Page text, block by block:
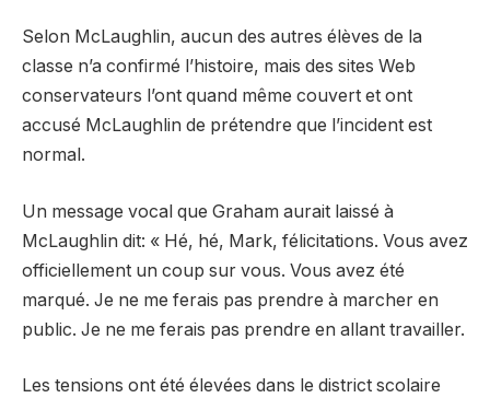
Selon McLaughlin, aucun des autres élèves de la
classe n’a confirmé l’histoire, mais des sites Web
conservateurs l’ont quand même couvert et ont
accusé McLaughlin de prétendre que l’incident est
normal.
Un message vocal que Graham aurait laissé à
McLaughlin dit: « Hé, hé, Mark, félicitations. Vous avez
officiellement un coup sur vous. Vous avez été
marqué. Je ne me ferais pas prendre à marcher en
public. Je ne me ferais pas prendre en allant travailler.
Les tensions ont été élevées dans le district scolaire